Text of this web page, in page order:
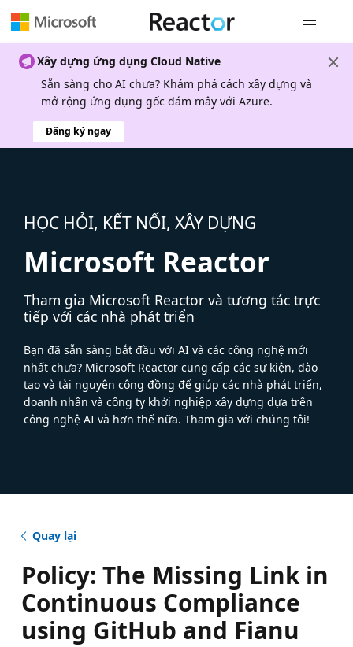
Xây dựng ứng dụng Cloud Native
Sẵn sàng cho AI chưa? Khám phá cách xây dựng và
mở rộng ứng dụng gốc đám mây với Azure.
Đăng ký ngay
HỌC HỎI, KẾT NỐI, XÂY DỰNG
Microsoft Reactor
Tham gia Microsoft Reactor và tương tác trực
tiếp với các nhà phát triển
Bạn đã sẵn sàng bắt đầu với AI và các công nghệ mới
nhất chưa? Microsoft Reactor cung cấp các sự kiện, đào
tạo và tài nguyên cộng đồng để giúp các nhà phát triển,
doanh nhân và công ty khởi nghiệp xây dựng dựa trên
công nghệ AI và hơn thế nữa. Tham gia với chúng tôi!
Quay lại
Policy: The Missing Link in
Continuous Compliance
using GitHub and Fianu